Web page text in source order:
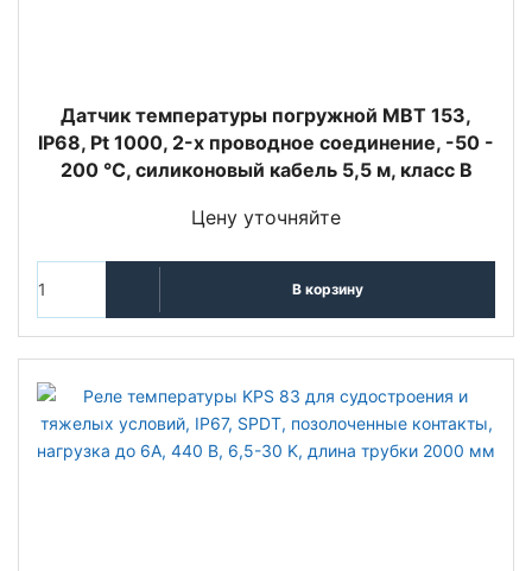
Датчик температуры погружной MBT 153,
IP68, Pt 1000, 2-х проводное соединение, -50 -
200 °C, силиконовый кабель 5,5 м, класс В
Цену уточняйте
В корзину